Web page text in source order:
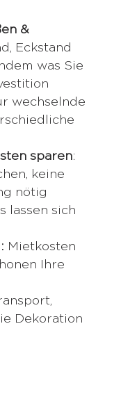
&
Eckstand
was Sie
wechselnde
sparen:
keine
nötig
lassen sich
Mietkosten
Ihre
Dekoration